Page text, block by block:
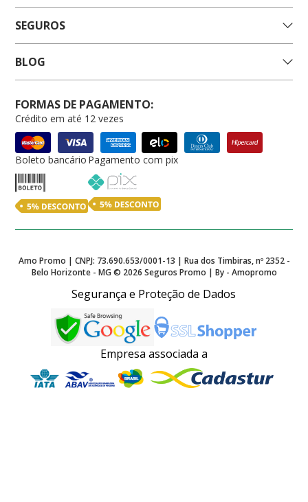
SEGUROS
BLOG
FORMAS DE PAGAMENTO:
Crédito em até 12 vezes
Boleto bancário Pagamento com pix
Amo Promo | CNPJ: 73.690.653/0001-13 | Rua dos Timbiras, nº 2352 -
Belo Horizonte - MG © 2026 Seguros Promo | By - Amopromo
Segurança e Proteção de Dados
Empresa associada a